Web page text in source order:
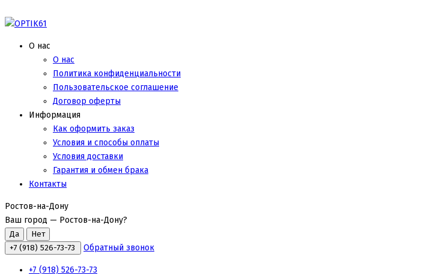
О нас
О нас
Политика конфиденциальности
Пользовательское соглашение
Договор оферты
Информация
Как оформить заказ
Условия и способы оплаты
Условия доставки
Гарантия и обмен брака
Контакты
Ростов-на-Дону
Ваш город — Ростов-на-Дону?
+7 (918) 526-73-73 Обратный звонок
+7 (918) 526-73-73